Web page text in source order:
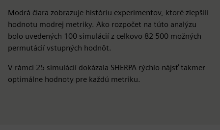
Modrá čiara zobrazuje históriu experimentov, ktoré zlepšili
hodnotu modrej metriky. Ako rozpočet na túto analýzu
bolo uvedených 100 simulácií z celkovo 82 500 možných
permutácií vstupných hodnôt.
V rámci 25 simulácií dokázala SHERPA rýchlo nájsť takmer
optimálne hodnoty pre každú metriku.